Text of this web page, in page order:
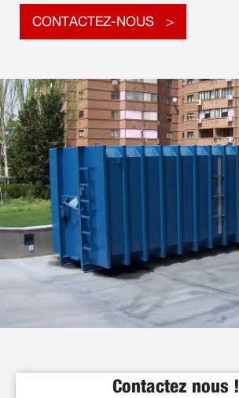
CONTACTEZ-NOUS
Contactez nous !